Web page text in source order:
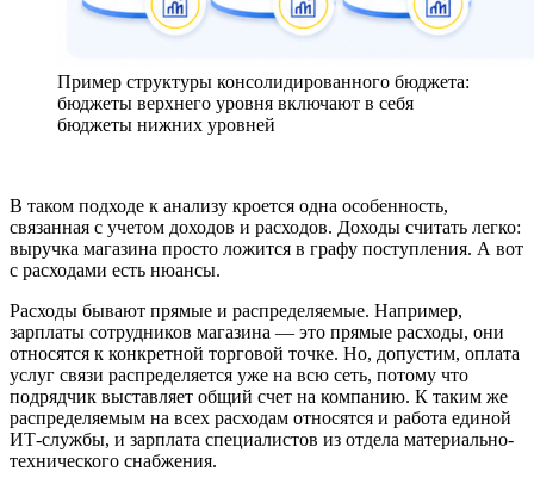
Пример структуры консолидированного бюджета:
бюджеты верхнего уровня включают в себя
бюджеты нижних уровней
В таком подходе к анализу кроется одна особенность,
связанная с учетом доходов и расходов. Доходы считать легко:
выручка магазина просто ложится в графу поступления. А вот
с расходами есть нюансы.
Расходы бывают прямые и распределяемые. Например,
зарплаты сотрудников магазина — это прямые расходы, они
относятся к конкретной торговой точке. Но, допустим, оплата
услуг связи распределяется уже на всю сеть, потому что
подрядчик выставляет общий счет на компанию. К таким же
распределяемым на всех расходам относятся и работа единой
ИТ-службы, и зарплата специалистов из отдела материально-
технического снабжения.